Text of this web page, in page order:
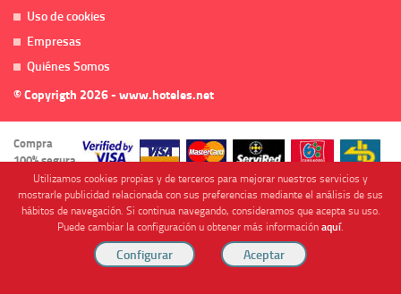
Uso de cookies
Empresas
Quiénes Somos
© Copyrigth 2026 - www.hoteles.net
Compra
100% segura
Cofinanciado por
Utilizamos cookies propias y de terceros para mejorar nuestros servicios y
mostrarle publicidad relacionada con sus preferencias mediante el análisis de sus
hábitos de navegación. Si continua navegando, consideramos que acepta su uso.
Puede cambiar la configuración u obtener más informaciónaquí.